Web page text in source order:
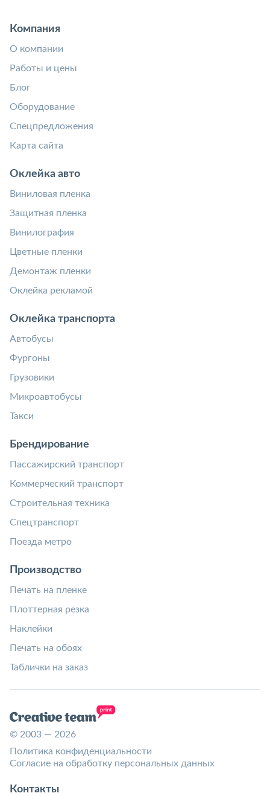
Компания
О компании
Работы и цены
Блог
Оборудование
Спецпредложения
Карта сайта
Оклейка авто
Виниловая пленка
Защитная пленка
Винилография
Цветные пленки
Демонтаж пленки
Оклейка рекламой
Оклейка транспорта
Автобусы
Фургоны
Грузовики
Микроавтобусы
Такси
Брендирование
Пассажирский транспорт
Коммерческий транспорт
Строительная техника
Спецтранспорт
Поезда метро
Производство
Печать на пленке
Плоттерная резка
Наклейки
Печать на обоях
Таблички на заказ
© 2003 — 2026
Политика конфиденциальности
Согласие на обработку персональных данных
Контакты